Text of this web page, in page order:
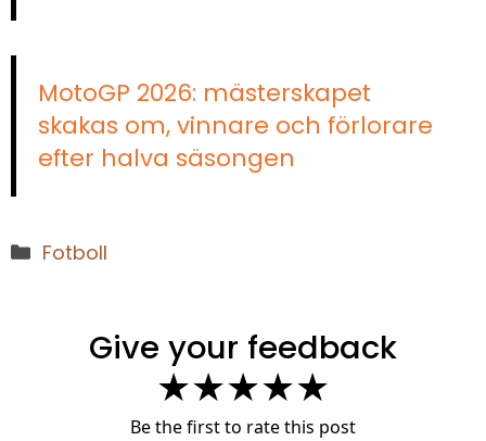
MotoGP 2026: mästerskapet
skakas om, vinnare och förlorare
efter halva säsongen
Kategorier
Fotboll
Give your feedback
★★★★★
Be the first to rate this post